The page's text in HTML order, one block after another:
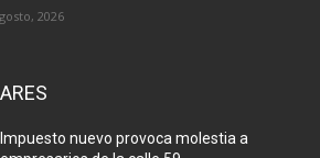
2026
Impuesto nuevo provoca molestia a